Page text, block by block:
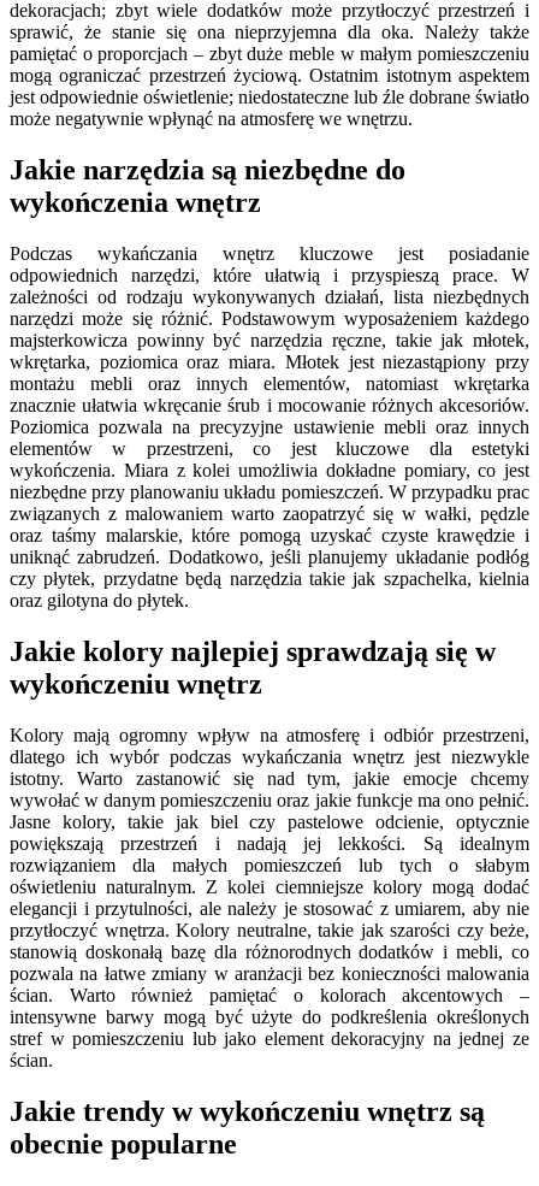
dekoracjach; zbyt wiele dodatków może przytłoczyć przestrzeń i
sprawić, że stanie się ona nieprzyjemna dla oka. Należy także
pamiętać o proporcjach – zbyt duże meble w małym pomieszczeniu
mogą ograniczać przestrzeń życiową. Ostatnim istotnym aspektem
jest odpowiednie oświetlenie; niedostateczne lub źle dobrane światło
może negatywnie wpłynąć na atmosferę we wnętrzu.
Jakie narzędzia są niezbędne do
wykończenia wnętrz
Podczas wykańczania wnętrz kluczowe jest posiadanie
odpowiednich narzędzi, które ułatwią i przyspieszą prace. W
zależności od rodzaju wykonywanych działań, lista niezbędnych
narzędzi może się różnić. Podstawowym wyposażeniem każdego
majsterkowicza powinny być narzędzia ręczne, takie jak młotek,
wkrętarka, poziomica oraz miara. Młotek jest niezastąpiony przy
montażu mebli oraz innych elementów, natomiast wkrętarka
znacznie ułatwia wkręcanie śrub i mocowanie różnych akcesoriów.
Poziomica pozwala na precyzyjne ustawienie mebli oraz innych
elementów w przestrzeni, co jest kluczowe dla estetyki
wykończenia. Miara z kolei umożliwia dokładne pomiary, co jest
niezbędne przy planowaniu układu pomieszczeń. W przypadku prac
związanych z malowaniem warto zaopatrzyć się w wałki, pędzle
oraz taśmy malarskie, które pomogą uzyskać czyste krawędzie i
uniknąć zabrudzeń. Dodatkowo, jeśli planujemy układanie podłóg
czy płytek, przydatne będą narzędzia takie jak szpachelka, kielnia
oraz gilotyna do płytek.
Jakie kolory najlepiej sprawdzają się w
wykończeniu wnętrz
Kolory mają ogromny wpływ na atmosferę i odbiór przestrzeni,
dlatego ich wybór podczas wykańczania wnętrz jest niezwykle
istotny. Warto zastanowić się nad tym, jakie emocje chcemy
wywołać w danym pomieszczeniu oraz jakie funkcje ma ono pełnić.
Jasne kolory, takie jak biel czy pastelowe odcienie, optycznie
powiększają przestrzeń i nadają jej lekkości. Są idealnym
rozwiązaniem dla małych pomieszczeń lub tych o słabym
oświetleniu naturalnym. Z kolei ciemniejsze kolory mogą dodać
elegancji i przytulności, ale należy je stosować z umiarem, aby nie
przytłoczyć wnętrza. Kolory neutralne, takie jak szarości czy beże,
stanowią doskonałą bazę dla różnorodnych dodatków i mebli, co
pozwala na łatwe zmiany w aranżacji bez konieczności malowania
ścian. Warto również pamiętać o kolorach akcentowych –
intensywne barwy mogą być użyte do podkreślenia określonych
stref w pomieszczeniu lub jako element dekoracyjny na jednej ze
ścian.
Jakie trendy w wykończeniu wnętrz są
obecnie popularne